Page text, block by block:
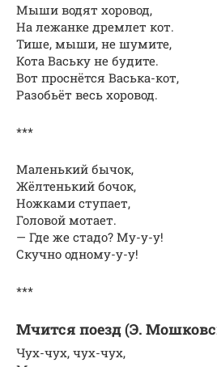
Мыши водят хоровод,
На лежанке дремлет кот.
Тише, мыши, не шумите,
Кота Ваську не будите.
Вот проснётся Васька-кот,
Разобьёт весь хоровод.
***
Маленький бычок,
Жёлтенький бочок,
Ножками ступает,
Головой мотает.
— Где же стадо? Му-у-у!
Скучно одному-у-у!
***
Мчится поезд (Э.
Чух-чух, чух-чух,